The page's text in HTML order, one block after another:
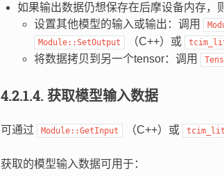
如果输出数据仍想保存在后摩设备内存，
设置其他模型的输入或输出：调用
Module::SetOutput （C++）或
将数据拷贝到另一个tensor：调用
4.2.1.4. 获取模型输入数据
可通过 Module::GetInput （C++）或
获取的模型输入数据可用于：